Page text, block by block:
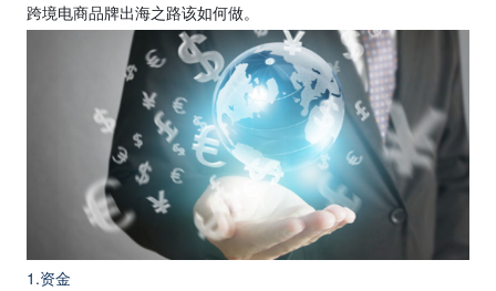
跨境电商品牌出海之路该如何做。
1.资金